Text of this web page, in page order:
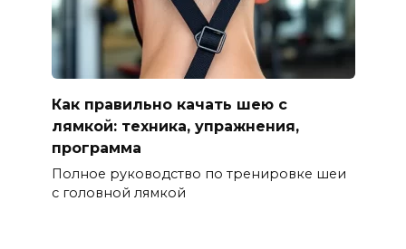
Как правильно качать шею с
лямкой: техника, упражнения,
программа
Полное руководство по тренировке шеи
с головной лямкой